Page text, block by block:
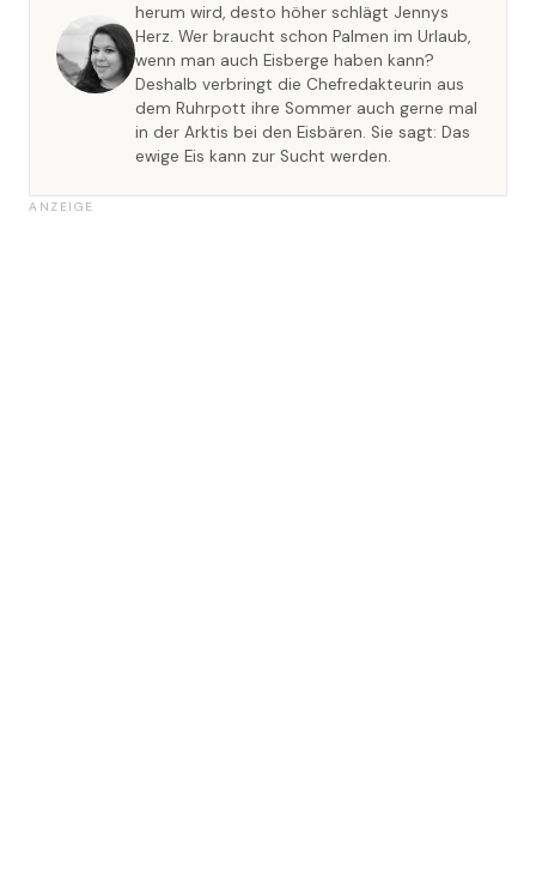
herum wird, desto höher schlägt Jennys
Herz. Wer braucht schon Palmen im Urlaub,
wenn man auch Eisberge haben kann?
Deshalb verbringt die Chefredakteurin aus
dem Ruhrpott ihre Sommer auch gerne mal
in der Arktis bei den Eisbären. Sie sagt: Das
ewige Eis kann zur Sucht werden.
ANZEIGE